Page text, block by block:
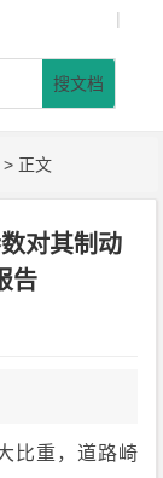
|
搜文档
> 正文
对其制动
告
比重，道路崎